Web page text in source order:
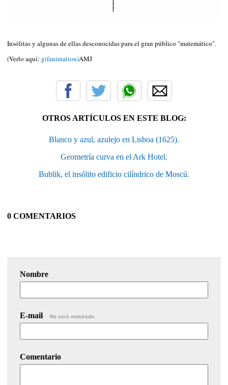
Insólitas y algunas de ellas desconocidas para el gran público "matemático".
(Verlo aquí: gifanimation)AMJ
OTROS ARTÍCULOS EN ESTE BLOG:
Blanco y azul, azulejo en Lisboa (1625).
Geometría curva en el Ark Hotel.
Bublik, el insólito edificio cilíndrico de Moscú.
0 COMENTARIOS
Nombre
E-mail No será mostrado.
Comentario